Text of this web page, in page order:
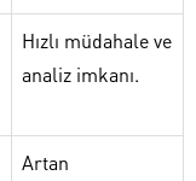
Hızlı müdahale ve
analiz imkanı.
Artan